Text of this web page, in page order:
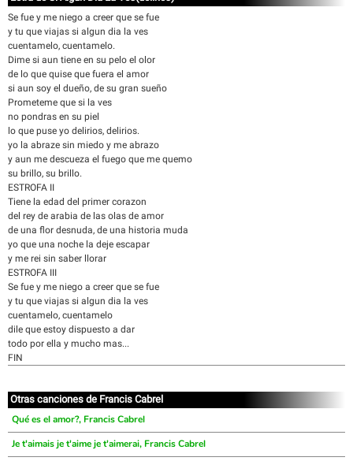
Se fue y me niego a creer que se fue
y tu que viajas si algun dia la ves
cuentamelo, cuentamelo.
Dime si aun tiene en su pelo el olor
de lo que quise que fuera el amor
si aun soy el dueño, de su gran sueño
Prometeme que si la ves
no pondras en su piel
lo que puse yo delirios, delirios.
yo la abraze sin miedo y me abrazo
y aun me descueza el fuego que me quemo
su brillo, su brillo.
ESTROFA II
Tiene la edad del primer corazon
del rey de arabia de las olas de amor
de una flor desnuda, de una historia muda
yo que una noche la deje escapar
y me rei sin saber llorar
ESTROFA III
Se fue y me niego a creer que se fue
y tu que viajas si algun dia la ves
cuentamelo, cuentamelo
dile que estoy dispuesto a dar
todo por ella y mucho mas...
FIN
Otras canciones de Francis Cabrel
Qué es el amor?, Francis Cabrel
Je t'aimais je t'aime je t'aimerai, Francis Cabrel